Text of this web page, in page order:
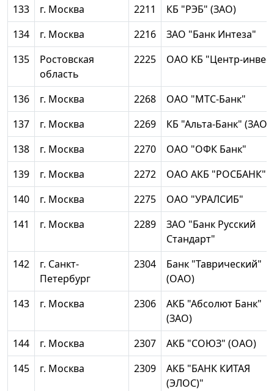
133 г. Москва 2211
КБ "РЭБ" (ЗАО)
134
г. Москва 2216
ЗАО "Банк Интеза"
135
Ростовская
область
2225 ОАО КБ "Центр-
136 г. Москва 2268
ОАО "МТС-Банк"
137
г. Москва 2269
КБ "Альта-Банк" (ЗАО)
138
г. Москва 2270
ОАО "ОФК Банк"
139
г. Москва 2272
ОАО АКБ "РОСБАНК"
140
г. Москва 2275
ОАО "УРАЛСИБ"
141
г. Москва 2289
ЗАО "Банк Русский
Стандарт"
142
г. Санкт-
Петербург
2304
Банк "Таврический"
(ОАО)
143
г. Москва 2306
АКБ "Абсолют Банк"
(ЗАО)
144
г. Москва 2307
АКБ "СОЮЗ" (ОАО)
145
г. Москва 2309
АКБ "БАНК КИТАЯ
(ЭЛОС)"